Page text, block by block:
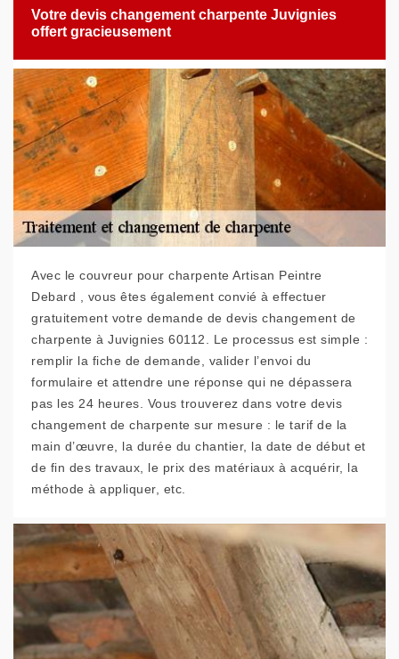
Votre devis changement charpente Juvignies
offert gracieusement
Avec le couvreur pour charpente Artisan Peintre
Debard , vous êtes également convié à effectuer
gratuitement votre demande de devis changement de
charpente à Juvignies 60112. Le processus est simple :
remplir la fiche de demande, valider l’envoi du
formulaire et attendre une réponse qui ne dépassera
pas les 24 heures. Vous trouverez dans votre devis
changement de charpente sur mesure : le tarif de la
main d’œuvre, la durée du chantier, la date de début et
de fin des travaux, le prix des matériaux à acquérir, la
méthode à appliquer, etc.